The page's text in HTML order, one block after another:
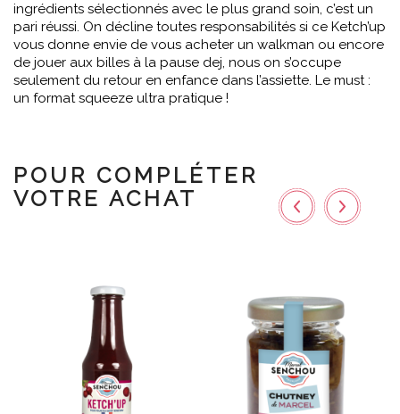
ingrédients sélectionnés avec le plus grand soin, c’est un
pari réussi. On décline toutes responsabilités si ce Ketch’up
vous donne envie de vous acheter un walkman ou encore
de jouer aux billes à la pause dej, nous on s’occupe
seulement du retour en enfance dans l’assiette. Le must :
un format squeeze ultra pratique !
POUR COMPLÉTER
VOTRE ACHAT